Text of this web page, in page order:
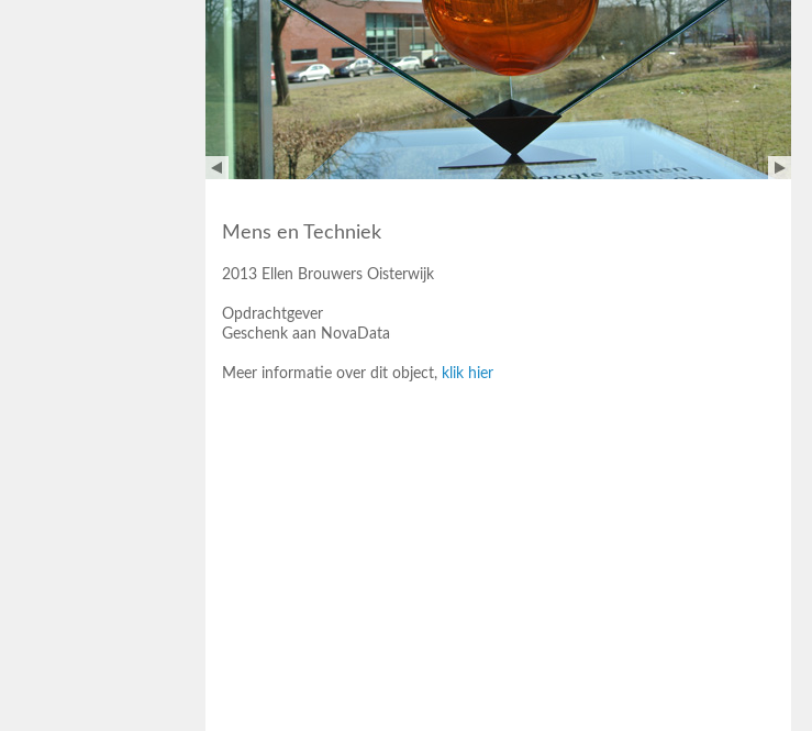
Mens en Techniek
2013 Ellen Brouwers Oisterwijk
Opdrachtgever
Geschenk aan NovaData
Meer informatie over dit object, klik hier